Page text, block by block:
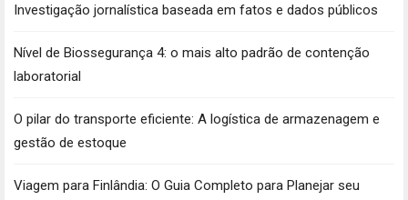
Investigação jornalística baseada em fatos e dados públicos
Nível de Biossegurança 4: o mais alto padrão de contenção
laboratorial
O pilar do transporte eficiente: A logística de armazenagem e
gestão de estoque
Viagem para Finlândia: O Guia Completo para Planejar seu